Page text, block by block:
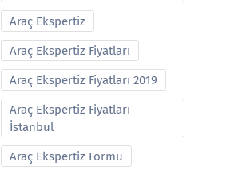
Araç Ekspertiz
Araç Ekspertiz Fiyatları
Araç Ekspertiz Fiyatları 2019
Araç Ekspertiz Fiyatları
İstanbul
Araç Ekspertiz Formu